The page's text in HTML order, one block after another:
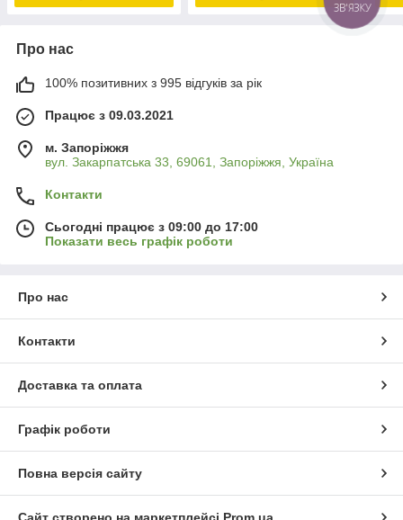
Про нас
100% позитивних з 995 відгуків за рік
Працює з 09.03.2021
м. Запоріжжя
вул. Закарпатська 33, 69061, Запоріжжя, Україна
Контакти
Сьогодні працює з 09:00 до 17:00
Показати весь графік роботи
Про нас
Контакти
Доставка та оплата
Графік роботи
Повна версія сайту
Сайт створено на маркетплейсі Prom.ua